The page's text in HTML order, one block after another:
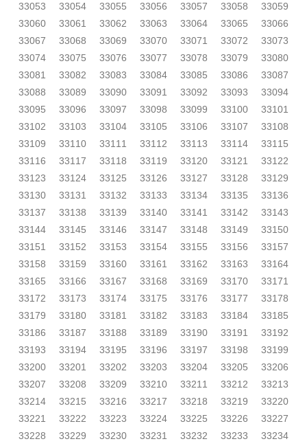
33053
33054 33055 33056 33057 33058
33059
33060
33061 33062 33063 33064 33065
33066
33067
33068 33069 33070 33071 33072
33073
33074
33075 33076 33077 33078 33079
33080
33081
33082 33083 33084 33085 33086
33087
33088
33089 33090 33091 33092 33093
33094
33095
33096 33097 33098 33099 33100
33101
33102
33103 33104 33105 33106 33107
33108
33109
33110 33111 33112 33113 33114
33115
33116
33117 33118 33119 33120 33121
33122
33123
33124 33125 33126 33127 33128
33129
33130
33131 33132 33133 33134 33135
33136
33137
33138 33139 33140 33141 33142
33143
33144
33145 33146 33147 33148 33149
33150
33151
33152 33153 33154 33155 33156
33157
33158
33159 33160 33161 33162 33163
33164
33165
33166 33167 33168 33169 33170
33171
33172
33173 33174 33175 33176 33177
33178
33179
33180 33181 33182 33183 33184
33185
33186
33187 33188 33189 33190 33191
33192
33193
33194 33195 33196 33197 33198
33199
33200
33201 33202 33203 33204 33205
33206
33207
33208 33209 33210 33211 33212
33213
33214
33215 33216 33217 33218 33219
33220
33221
33222 33223 33224 33225 33226
33227
33228
33229 33230 33231 33232 33233
33234